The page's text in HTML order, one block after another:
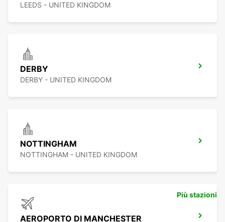
LEEDS - UNITED KINGDOM
DERBY
DERBY - UNITED KINGDOM
NOTTINGHAM
NOTTINGHAM - UNITED KINGDOM
AEROPORTO DI MANCHESTER
Più stazioni